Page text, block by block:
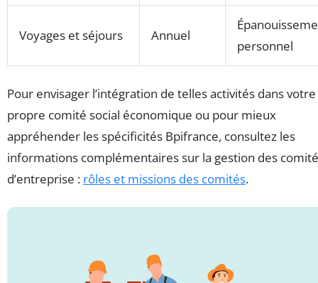
Voyages et séjours Annuel
personnel
Pour envisager l’intégration de telles activités dans votre
propre comité social économique ou pour mieux
appréhender les spécificités Bpifrance, consultez les
informations complémentaires sur la gestion des
d’entreprise : rôles et missions des comités.